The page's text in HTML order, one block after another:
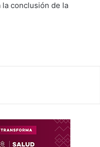
conclusión de la